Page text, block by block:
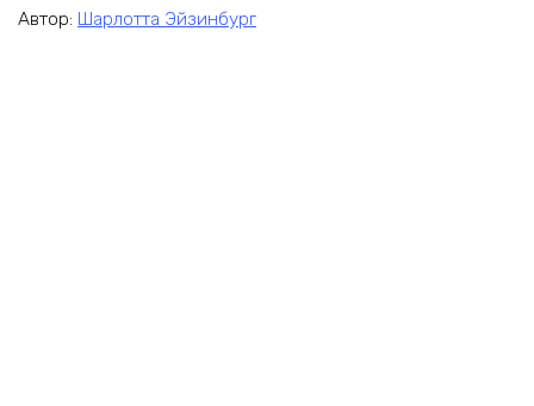
Автор: Шарлотта Эйзинбург